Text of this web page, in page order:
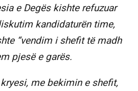
e Degës kishte refuzuar
kandidaturën time,
“vendim i shefit të madh
pjesë e garës.
me bekimin e shefit,